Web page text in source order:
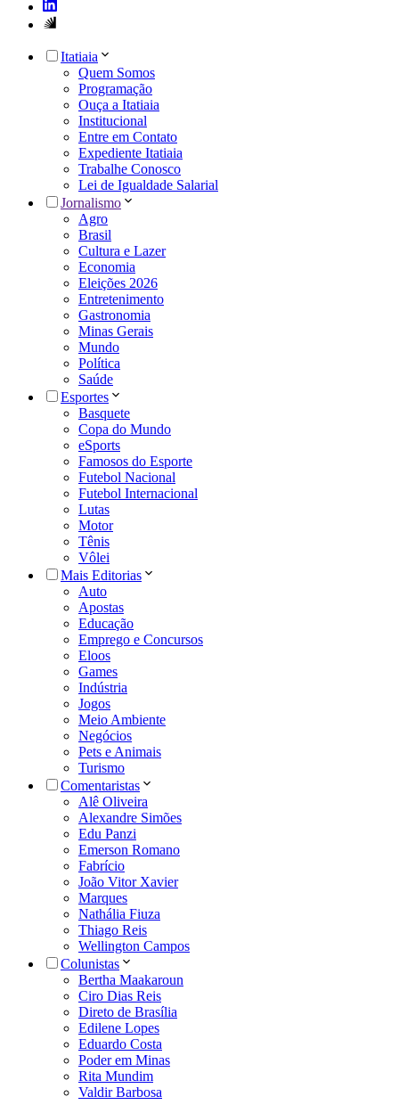
Itatiaia
Quem Somos
Programação
Ouça a Itatiaia
Institucional
Entre em Contato
Expediente Itatiaia
Trabalhe Conosco
Lei de Igualdade Salarial
Jornalismo
Agro
Brasil
Cultura e Lazer
Economia
Eleições 2026
Entretenimento
Gastronomia
Minas Gerais
Mundo
Política
Saúde
Esportes
Basquete
Copa do Mundo
eSports
Famosos do Esporte
Futebol Nacional
Futebol Internacional
Lutas
Motor
Tênis
Vôlei
Mais Editorias
Auto
Apostas
Educação
Emprego e Concursos
Eloos
Games
Indústria
Jogos
Meio Ambiente
Negócios
Pets e Animais
Turismo
Comentaristas
Alê Oliveira
Alexandre Simões
Edu Panzi
Emerson Romano
Fabrício
João Vitor Xavier
Marques
Nathália Fiuza
Thiago Reis
Wellington Campos
Colunistas
Bertha Maakaroun
Ciro Dias Reis
Direto de Brasília
Edilene Lopes
Eduardo Costa
Poder em Minas
Rita Mundim
Valdir Barbosa